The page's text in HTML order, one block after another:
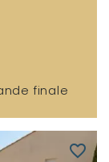
finale
favorite_border